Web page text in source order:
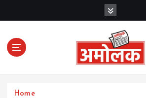
c
Amolak News
Home